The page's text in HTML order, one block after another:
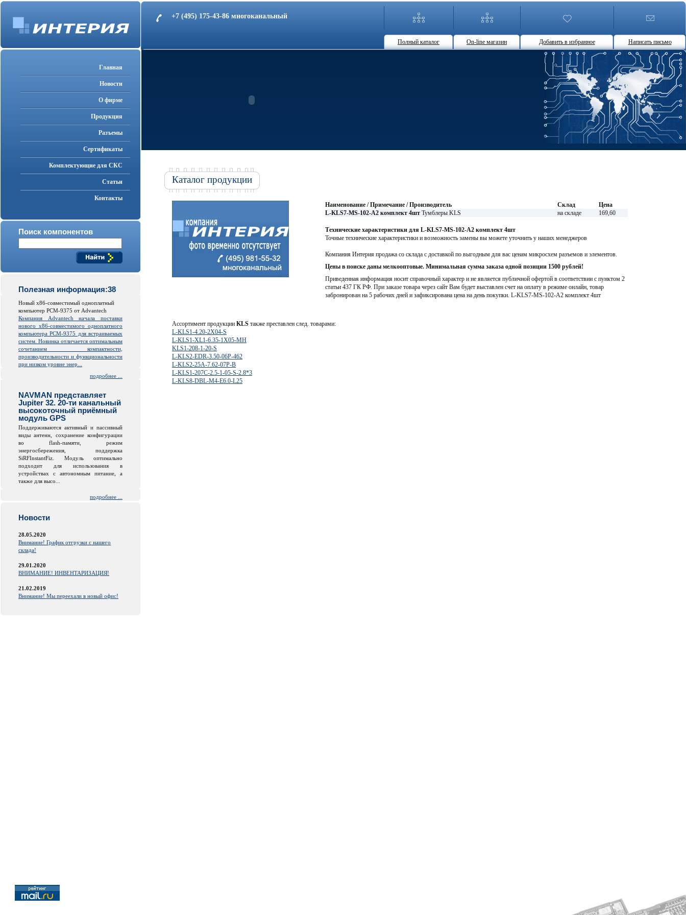
+7 (495) 175-43-86 многоканальный
Полный каталог On-line магазин Добавить в избранное Написать письмо
Главная
Новости
О фирме
Продукция
Разъемы
Cертификаты
Комплектующие для СКС
Статьи
Контакты
Поиск компонентов
Полезная информация:38
Новый x86-совместимый одноплатный
компьютер PCM-9375 от Advantech
Компания Advantech начала поставки
нового x86-совместимого одноплатного
компьютера PCM-9375 для встраиваемых
систем. Новинка отличается оптимальным
сочетанием компактности,
производительности и функциональности
при низком уровне энер...
подробнее ...
NAVMAN представляет
Jupiter 32. 20-ти канальный
высокоточный приёмный
модуль GPS
Поддерживаются активный и пассивный
виды антенн, сохранение конфигурации
во flash-памяти, режим
энергосбережения, поддержка
SiRFInstantFiz. Модуль оптимально
подходит для использования в
устройствах с автономным питание, а
также для высо...
подробнее ...
Новости
28.05.2020
Внимание! График отгрузки с нашего
склада!
29.01.2020
ВНИМАНИЕ! ИНВЕНТАРИЗАЦИЯ!
21.02.2019
Внимание! Мы переехали в новый офис!
Каталог продукции
Наименование / Примечание / Производитель Склад
Цена
L-KLS7-MS-102-A2 комплект 4шт Тумблеры KLS на складе 169,60
Технические характеристики для L-KLS7-MS-102-A2 комплект 4шт
Точные технические характеристики и возможность замены вы можете уточнить у наших менеджеров
Компания Интерия продажа со склада с доставкой по выгодным для вас ценам микросхем разъемов и элементов.
Цены в поиске даны мелкооптовые. Минимальная сумма заказа одной позиции 1500 рублей!
Приведенная информация носит справочный характер и не является публичной офертой в соответствии с пунктом 2
статьи 437 ГК РФ. При заказе товара через сайт Вам будет выставлен счет на оплату в режиме онлайн, товар
забронирован на 5 рабочих дней и зафиксирована цена на день покупки. L-KLS7-MS-102-A2 комплект 4шт
Ассортимент продукции KLS также преставлен след. товарами:
L-KLS1-4.20-2X04-S
L-KLS1-XL1-6.35-1X05-MH
KLS1-208-1-20-S
L-KLS2-EDR-3.50-06P-462
L-KLS2-25A-7.62-07P-B
L-KLS1-207C-2.5-1-05-S-2.8*3
L-KLS8-DBL-M4-E6.0-L25